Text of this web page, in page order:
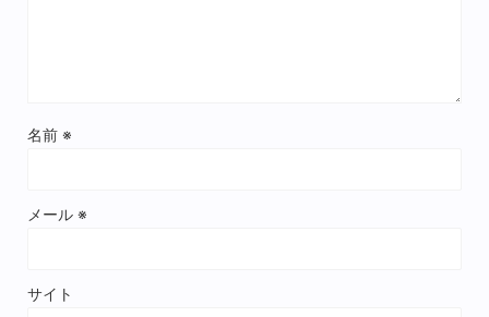
名前 ※
メール ※
サイト